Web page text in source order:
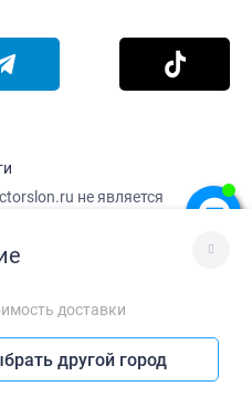
Меню Профиль
не является
доставки
другой город